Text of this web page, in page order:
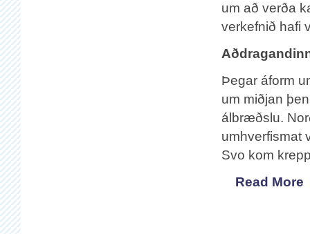
um að verða
verkefnið hafi
Þegar áform
um miðjan
álbræðslu.
umhverfismat
Svo kom
Read More